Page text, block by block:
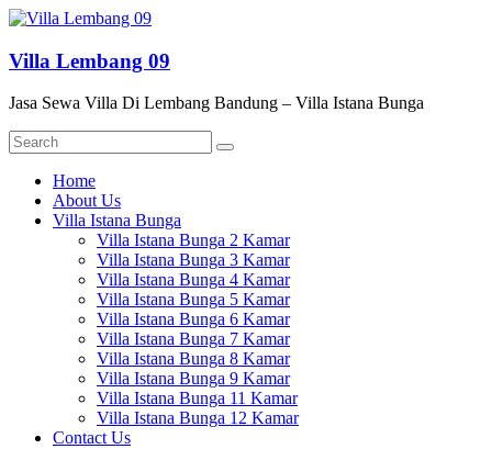
Skip
content
Villa Lembang 09
Jasa Sewa Villa Di Lembang Bandung – Villa Istana Bunga
Menu
Home
About Us
Villa Istana Bunga
Villa Istana Bunga 2 Kamar
Villa Istana Bunga 3 Kamar
Villa Istana Bunga 4 Kamar
Villa Istana Bunga 5 Kamar
Villa Istana Bunga 6 Kamar
Villa Istana Bunga 7 Kamar
Villa Istana Bunga 8 Kamar
Villa Istana Bunga 9 Kamar
Villa Istana Bunga 11 Kamar
Villa Istana Bunga 12 Kamar
Contact Us